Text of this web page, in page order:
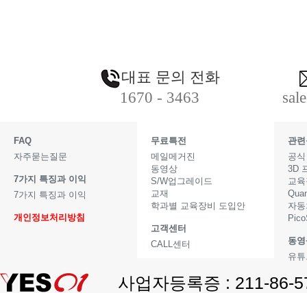
대표 문의 전화
1670 - 3463
FAQ
자주묻는질문
7가지 특징과 이익
7가지 특징과 이익
개인정보처리방침
무료특전
메일메거진
동영상
S/W업그레이드
교재
학과별 교육장비 도입안
고객센터
CALL센터
관
공
3D
교
자
동
유
사업자등록증 : 211-86-